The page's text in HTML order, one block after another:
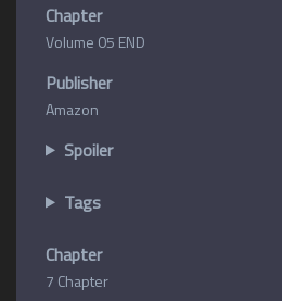
Chapter
Volume 05 END
Publisher
Amazon
Spoiler
Tags
Chapter
7 Chapter